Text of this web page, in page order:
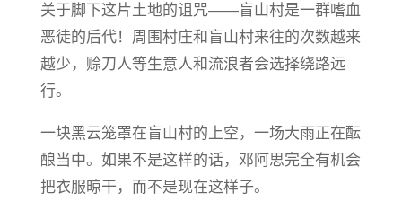
关于脚下这片土地的诅咒——盲山村是一群嗜血
恶徒的后代！周围村庄和盲山村来往的次数越来
越少，赊刀人等生意人和流浪者会选择绕路远
行。
一块黑云笼罩在盲山村的上空，一场大雨正在酝
酿当中。如果不是这样的话，邓阿思完全有机会
把衣服晾干，而不是现在这样子。